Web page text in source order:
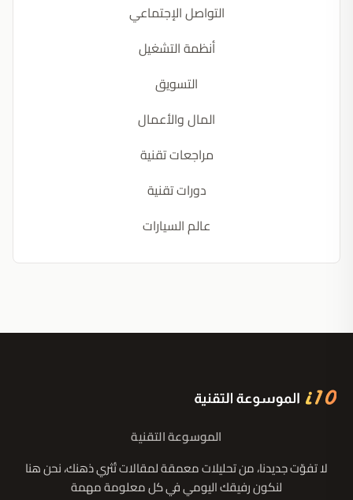
التواصل الإجتماعي
أنظمة التشغيل
التسويق
المال والأعمال
مراجعات تقنية
دورات تقنية
عالم السيارات
الموسوعة التقنية
لا تفوّت جديدنا، من تحليلات معمقة لمقالات تُثري ذهنك، نحن هنا
لنكون رفيقك اليومي في كل معلومة مهمة